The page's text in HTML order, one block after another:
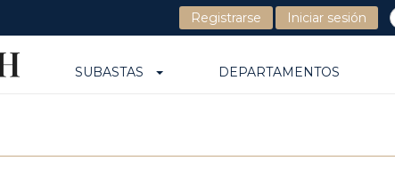
Registrarse Iniciar sesión
SUBASTAS DEPARTAMENTOS